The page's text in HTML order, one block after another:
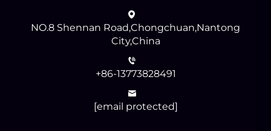
NO.8 Shennan Road,Chongchuan,Nantong
City,China
+86-13773828491
[email protected]